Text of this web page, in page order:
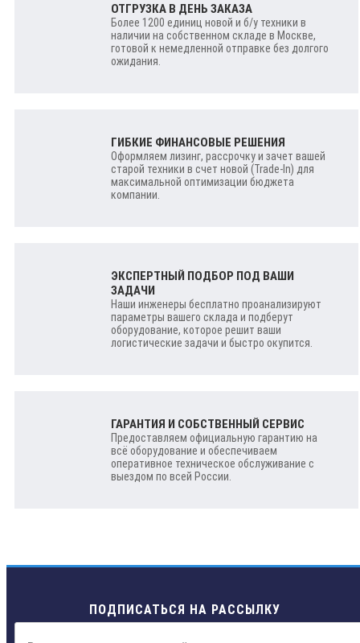
ОТГРУЗКА В ДЕНЬ ЗАКАЗА
Более 1200 единиц новой и б/у техники в
наличии на собственном складе в Москве,
готовой к немедленной отправке без долгого
ожидания.
ГИБКИЕ ФИНАНСОВЫЕ РЕШЕНИЯ
Оформляем лизинг, рассрочку и зачет вашей
старой техники в счет новой (Trade-In) для
максимальной оптимизации бюджета
компании.
ЭКСПЕРТНЫЙ ПОДБОР ПОД ВАШИ
ЗАДАЧИ
Наши инженеры бесплатно проанализируют
параметры вашего склада и подберут
оборудование, которое решит ваши
логистические задачи и быстро окупится.
ГАРАНТИЯ И СОБСТВЕННЫЙ СЕРВИС
Предоставляем официальную гарантию на
всё оборудование и обеспечиваем
оперативное техническое обслуживание с
выездом по всей России.
ПОДПИСАТЬСЯ НА РАССЫЛКУ